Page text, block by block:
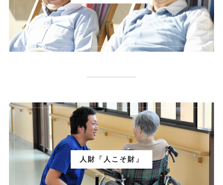
人財「人こそ財」